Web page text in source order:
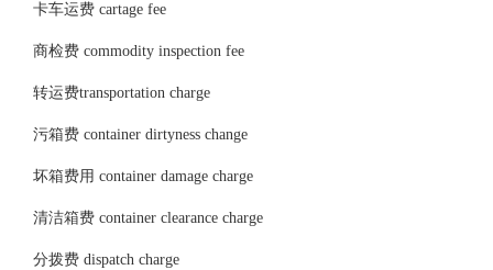
卡车运费 cartage fee
商检费 commodity inspection fee
转运费transportation charge
污箱费 container dirtyness change
坏箱费用 container damage charge
清洁箱费 container clearance charge
分拨费 dispatch charge